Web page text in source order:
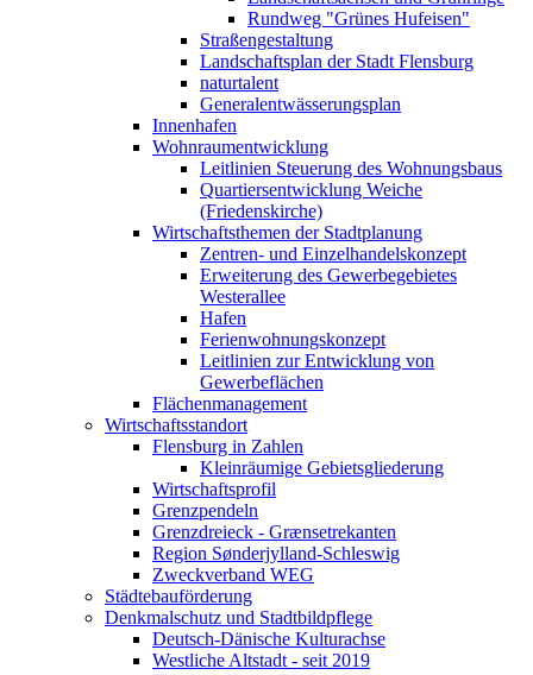
Rundweg "Grünes Hufeisen"
Straßengestaltung
Landschaftsplan der Stadt Flensburg
naturtalent
Generalentwässerungsplan
Innenhafen
Wohnraumentwicklung
Leitlinien Steuerung des Wohnungsbaus
Quartiersentwicklung Weiche
(Friedenskirche)
Wirtschaftsthemen der Stadtplanung
Zentren- und Einzelhandelskonzept
Erweiterung des Gewerbegebietes
Westerallee
Hafen
Ferienwohnungskonzept
Leitlinien zur Entwicklung von
Gewerbeflächen
Flächenmanagement
Wirtschaftsstandort
Flensburg in Zahlen
Kleinräumige Gebietsgliederung
Wirtschaftsprofil
Grenzpendeln
Grenzdreieck - Grænsetrekanten
Region Sønderjylland-Schleswig
Zweckverband WEG
Städtebauförderung
Denkmalschutz und Stadtbildpflege
Deutsch-Dänische Kulturachse
Westliche Altstadt - seit 2019